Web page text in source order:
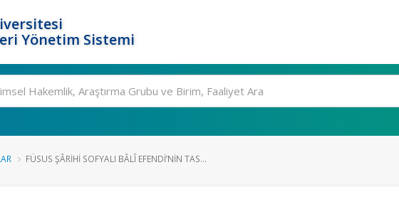
Yönetim Sistemi
FÜSUS ŞÂRIHI SOFYALI BÂLÎ EFENDI’NIN TAS...